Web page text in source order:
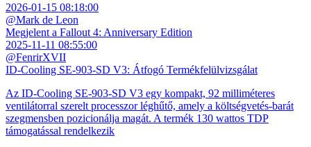
2026-01-15 08:18:00
@Mark de Leon
Megjelent a Fallout 4: Anniversary Edition
2025-11-11 08:55:00
@FenrirXVII
ID-Cooling SE-903-SD V3: Átfogó Termékfelülvizsgálat
Az ID-Cooling SE-903-SD V3 egy kompakt, 92 milliméteres
ventilátorral szerelt processzor léghűtő, amely a költségvetés-barát
szegmensben pozicionálja magát. A termék 130 wattos TDP
támogatással rendelkezik